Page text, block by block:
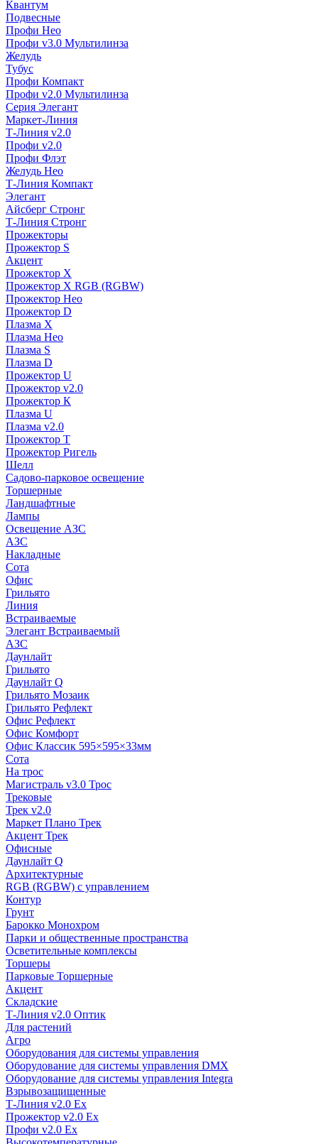
Квантум
Подвесные
Профи Нео
Профи v3.0 Мультилинза
Желудь
Тубус
Профи Компакт
Профи v2.0 Мультилинза
Серия Элегант
Маркет-Линия
Т-Линия v2.0
Профи v2.0
Профи Флэт
Желудь Нео
Т-Линия Компакт
Элегант
Айсберг Стронг
Т-Линия Стронг
Прожекторы
Прожектор S
Акцент
Прожектор X
Прожектор Х RGB (RGBW)
Прожектор Нео
Прожектор D
Плазма X
Плазма Нео
Плазма S
Плазма D
Прожектор U
Прожектор v2.0
Прожектор К
Плазма U
Плазма v2.0
Прожектор Т
Прожектор Ригель
Шелл
Садово-парковое освещение
Торшерные
Ландшафтные
Лампы
Освещение АЗС
АЗС
Накладные
Сота
Офис
Грильято
Линия
Встраиваемые
Элегант Встраиваемый
АЗС
Даунлайт
Грильято
Даунлайт Q
Грильято Мозаик
Грильято Рефлект
Офис Рефлект
Офис Комфорт
Офис Классик 595×595×33мм
Сота
На трос
Магистраль v3.0 Трос
Трековые
Трек v2.0
Маркет Плано Трек
Акцент Трек
Офисные
Даунлайт Q
Архитектурные
RGB (RGBW) с управлением
Контур
Грунт
Барокко Монохром
Парки и общественные пространства
Осветительные комплексы
Торшеры
Парковые Торшерные
Акцент
Складские
Т-Линия v2.0 Оптик
Для растений
Агро
Оборудования для системы управления
Оборудование для системы управления DMX
Оборудование для системы управления Integra
Взрывозащищенные
Т-Линия v2.0 Ex
Прожектор v2.0 Ex
Профи v2.0 Ex